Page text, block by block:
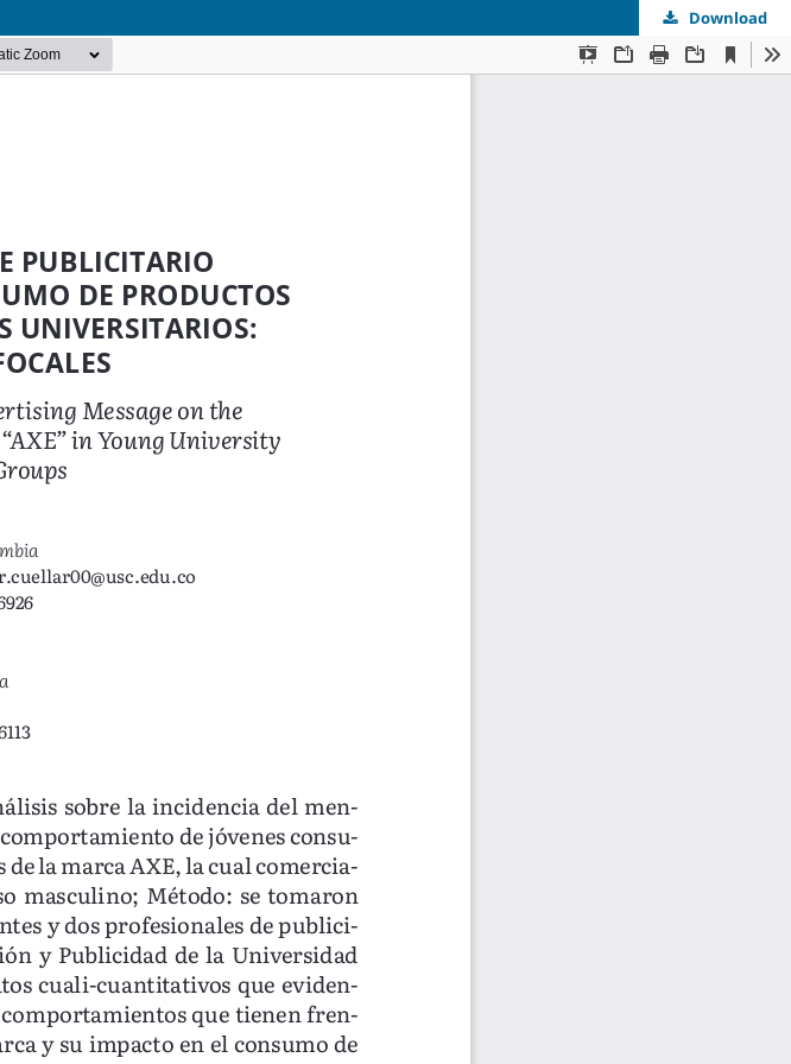
Download